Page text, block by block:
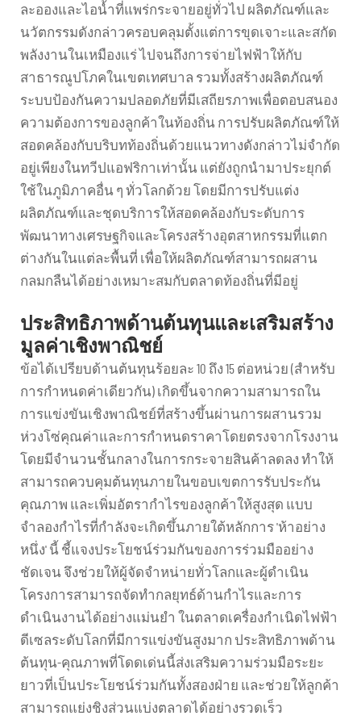
ละอองและไอน้ำที่แพร่กระจายอยู่ทั่วไป ผลิตภัณฑ์และ
นวัตกรรมดังกล่าวครอบคลุมตั้งแต่การขุดเจาะและสกัด
พลังงานในเหมืองแร่ ไปจนถึงการจ่ายไฟฟ้าให้กับ
สาธารณูปโภคในเขตเทศบาล รวมทั้งสร้างผลิตภัณฑ์
ระบบป้องกันความปลอดภัยที่มีเสถียรภาพเพื่อตอบสนอง
ความต้องการของลูกค้าในท้องถิ่น การปรับผลิตภัณฑ์ให้
สอดคล้องกับบริบทท้องถิ่นด้วยแนวทางดังกล่าวไม่จำกัด
อยู่เพียงในทวีปแอฟริกาเท่านั้น แต่ยังถูกนำมาประยุกต์
ใช้ในภูมิภาคอื่น ๆ ทั่วโลกด้วย โดยมีการปรับแต่ง
ผลิตภัณฑ์และชุดบริการให้สอดคล้องกับระดับการ
พัฒนาทางเศรษฐกิจและโครงสร้างอุตสาหกรรมที่แตก
ต่างกันในแต่ละพื้นที่ เพื่อให้ผลิตภัณฑ์สามารถผสาน
กลมกลืนได้อย่างเหมาะสมกับตลาดท้องถิ่นที่มีอยู่
ประสิทธิภาพด้านต้นทุนและเสริมสร้าง
มูลค่าเชิงพาณิชย์
ข้อได้เปรียบด้านต้นทุนร้อยละ 10 ถึง 15 ต่อหน่วย (สำหรับ
การกำหนดค่าเดียวกัน) เกิดขึ้นจากความสามารถใน
การแข่งขันเชิงพาณิชย์ที่สร้างขึ้นผ่านการผสานรวม
ห่วงโซ่คุณค่าและการกำหนดราคาโดยตรงจากโรงงาน
โดยมีจำนวนชั้นกลางในการกระจายสินค้าลดลง ทำให้
สามารถควบคุมต้นทุนภายในขอบเขตการรับประกัน
คุณภาพ และเพิ่มอัตรากำไรของลูกค้าให้สูงสุด แบบ
จำลองกำไรที่กำลังจะเกิดขึ้นภายใต้หลักการ 'ห้าอย่าง
หนึ่ง' นี้ ชี้แจงประโยชน์ร่วมกันของการร่วมมืออย่าง
ชัดเจน จึงช่วยให้ผู้จัดจำหน่ายทั่วโลกและผู้ดำเนิน
โครงการสามารถจัดทำกลยุทธ์ด้านกำไรและการ
ดำเนินงานได้อย่างแม่นยำ ในตลาดเครื่องกำเนิดไฟฟ้า
ดีเซลระดับโลกที่มีการแข่งขันสูงมาก ประสิทธิภาพด้าน
ต้นทุน-คุณภาพที่โดดเด่นนี้ส่งเสริมความร่วมมือระยะ
ยาวที่เป็นประโยชน์ร่วมกันทั้งสองฝ่าย และช่วยให้ลูกค้า
สามารถแย่งชิงส่วนแบ่งตลาดได้อย่างรวดเร็ว